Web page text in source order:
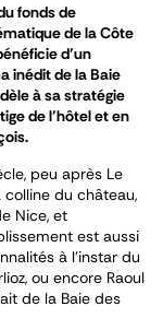
fonds de
de la Côte
d’un
inédit de la Baie
à sa stratégie
de l’hôtel et en
peu après Le
colline du château,
Nice, et
est aussi
à l’instar du
ou encore Raoul
de la Baie des